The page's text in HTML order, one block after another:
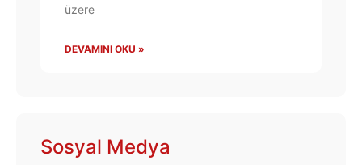
üzere
DEVAMINI OKU »
Sosyal Medya